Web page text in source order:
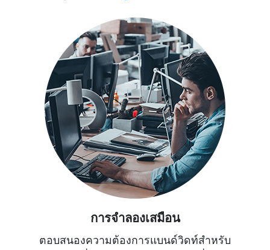
การจำลองเสมือน
ตอบสนองความต้องการแบนด์วิดท์สำหรับ